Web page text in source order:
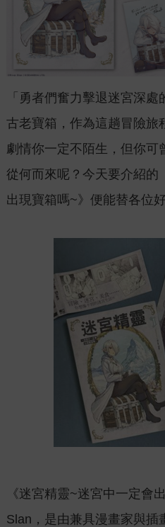
「勇者們奮力擊退迷宮深
古老寶箱，作為這趟冒險
劇情你一定不陌生，但你可
從何而來呢？今天要介紹的
出現寶箱嗎~》便能替各位
《迷宮精靈~迷宮中一定會
Slan，是由兼具漫畫家與插